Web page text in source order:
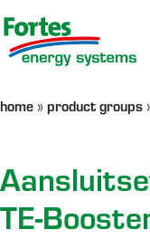
home » product groups
TE-